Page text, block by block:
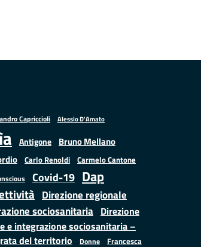
Capriccioli Alessio D'Amato
Antigone Bruno Mellano
Carlo Renoldi Carmelo Cantone
Covid-19 Dap
Direzione regionale
sociosanitaria Direzione
e integrazione sociosanitaria –
del territorio
Donne Francesca